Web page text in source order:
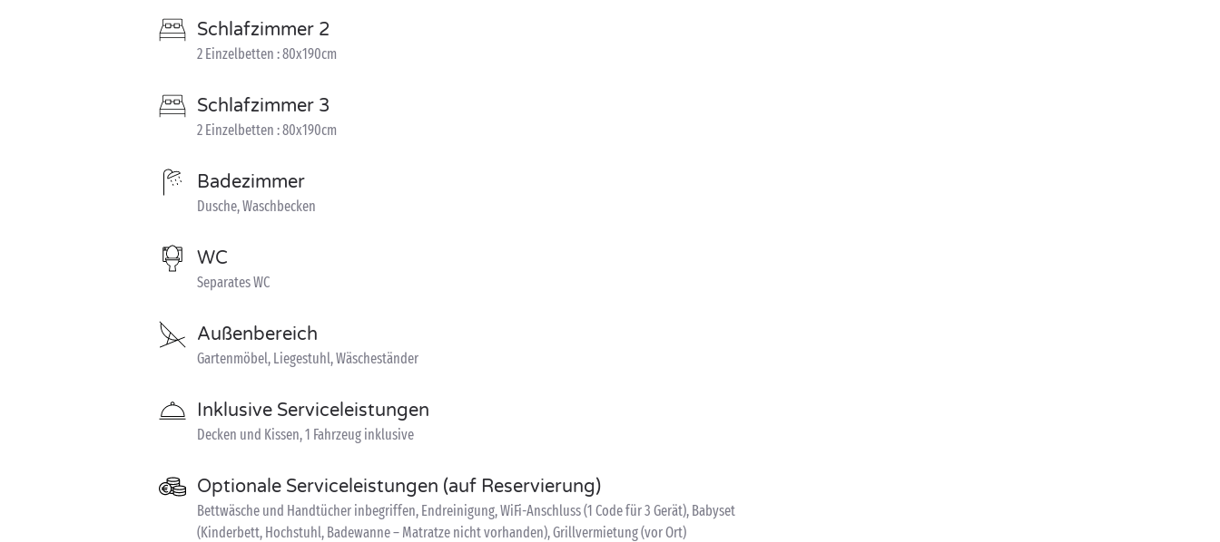
Schlafzimmer 2
2 Einzelbetten : 80x190cm
Schlafzimmer 3
2 Einzelbetten : 80x190cm
Badezimmer
Dusche, Waschbecken
WC
Separates WC
Außenbereich
Gartenmöbel, Liegestuhl, Wäscheständer
Inklusive Serviceleistungen
Decken und Kissen, 1 Fahrzeug inklusive
Optionale Serviceleistungen (auf Reservierung)
Bettwäsche und Handtücher inbegriffen, Endreinigung, WiFi-Anschluss (1 Code für 3 Gerät), Babyset
(Kinderbett, Hochstuhl, Badewanne – Matratze nicht vorhanden), Grillvermietung (vor Ort)